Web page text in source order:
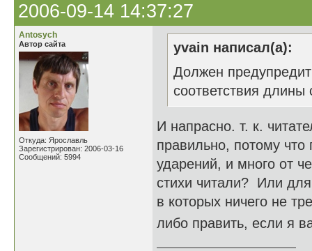
2006-09-14 14:37:27
Antosych
Автор сайта
Откуда: Ярославль
Зарегистрирован: 2006-03-16
Сообщений: 5994
yvain написал(а):
Должен
соответствия длины
И напрасно. т. к.
правильно, потому что
ударений, и много от
стихи читали? Или
в которых ничего не
либо править, если я